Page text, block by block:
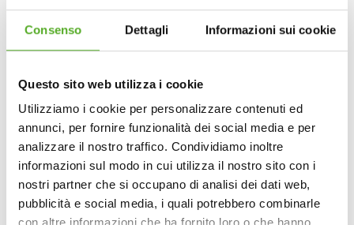
Consenso Dettagli Informazioni sui cookie
Questo sito web utilizza i cookie
Utilizziamo i cookie per personalizzare contenuti ed
annunci, per fornire funzionalità dei social media e per
analizzare il nostro traffico. Condividiamo inoltre
informazioni sul modo in cui utilizza il nostro sito con i
nostri partner che si occupano di analisi dei dati web,
pubblicità e social media, i quali potrebbero combinarle
DESCRIZIONE
Con una percentuale di azoto organico e potassio del 6%,
BioSoil, grazie all’alto contenuto di sostanza organica,
enzimi, carboidrati e vitamine, promuove l’attivazione
della flora microbiologica del suolo, migliorandone la
fertilità e stimolando la formazione naturale di humus.